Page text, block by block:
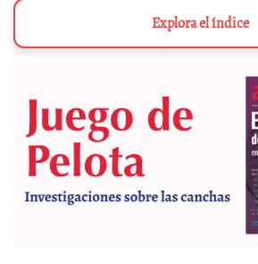
Explora el índice